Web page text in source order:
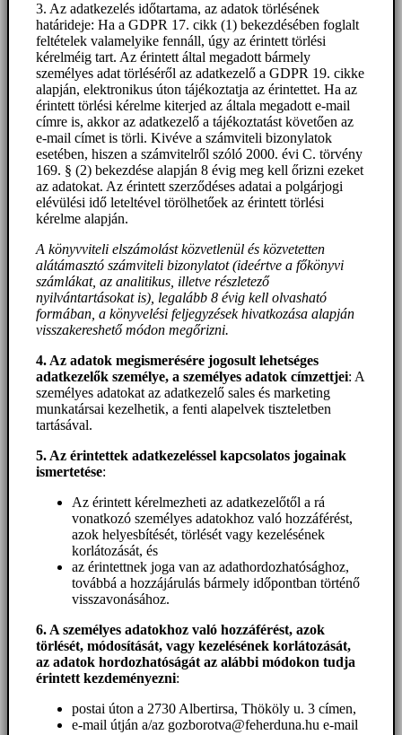
3. Az adatkezelés időtartama, az adatok törlésének
határideje: Ha a GDPR 17. cikk (1) bekezdésében foglalt
feltételek valamelyike fennáll, úgy az érintett törlési
kérelméig tart. Az érintett által megadott bármely
személyes adat törléséről az adatkezelő a GDPR 19. cikke
alapján, elektronikus úton tájékoztatja az érintettet. Ha az
érintett törlési kérelme kiterjed az általa megadott e-mail
címre is, akkor az adatkezelő a tájékoztatást követően az
e-mail címet is törli. Kivéve a számviteli bizonylatok
esetében, hiszen a számvitelről szóló 2000. évi C. törvény
169. § (2) bekezdése alapján 8 évig meg kell őrizni ezeket
az adatokat. Az érintett szerződéses adatai a polgárjogi
elévülési idő leteltével törölhetőek az érintett törlési
kérelme alapján.
A könyvviteli elszámolást közvetlenül és közvetetten
alátámasztó számviteli bizonylatot (ideértve a főkönyvi
számlákat, az analitikus, illetve részletező
nyilvántartásokat is), legalább 8 évig kell olvasható
formában, a könyvelési feljegyzések hivatkozása alapján
visszakereshető módon megőrizni.
4. Az adatok megismerésére jogosult lehetséges
adatkezelők személye, a személyes adatok címzettjei: A
személyes adatokat az adatkezelő sales és marketing
munkatársai kezelhetik, a fenti alapelvek tiszteletben
tartásával.
5. Az érintettek adatkezeléssel kapcsolatos jogainak
ismertetése:
Az érintett kérelmezheti az adatkezelőtől a rá
vonatkozó személyes adatokhoz való hozzáférést,
azok helyesbítését, törlését vagy kezelésének
korlátozását, és
az érintettnek joga van az adathordozhatósághoz,
továbbá a hozzájárulás bármely időpontban történő
visszavonásához.
6. A személyes adatokhoz való hozzáférést, azok
törlését, módosítását, vagy kezelésének korlátozását,
az adatok hordozhatóságát az alábbi módokon tudja
érintett kezdeményezni:
postai úton a 2730 Albertirsa, Thököly u. 3 címen,
e-mail útján a/az gozborotva@feherduna.hu e-mail